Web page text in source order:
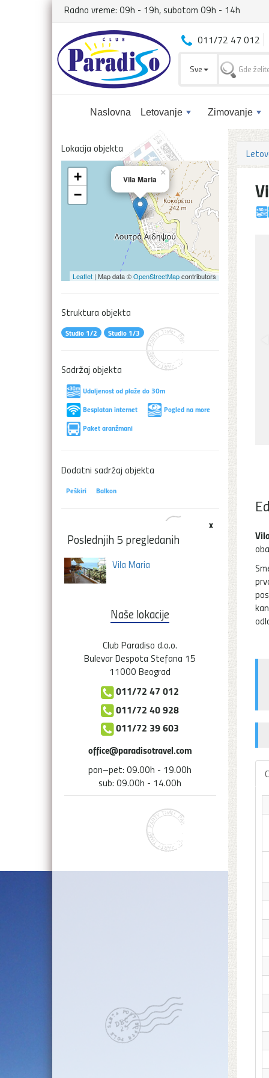
Radno vreme: 09h - 19h, subotom 09h - 14h
Naslovna Letovanje Zimovanje
011/72 47 012
Sve
Lokacija objekta
Vila Maria
×
+
−
Leaflet| Map data ©OpenStreetMapcontributors
Struktura objekta
Studio 1/2 Studio 1/3
Sadržaj objekta
Udaljenost od plaže do 30m
Besplatan internet
Pogled na more
Paket aranžmani
Dodatni sadržaj objekta
Peškiri Balkon
x
Poslednjih 5 pregledanih
Vila Maria
Naše lokacije
Club Paradiso d.o.o.
Bulevar Despota Stefana 15
11000 Beograd
011/72 47 012
011/72 40 928
011/72 39 603
office@paradisotravel.com
pon–pet: 09.00h - 19.00h
sub: 09.00h - 14.00h